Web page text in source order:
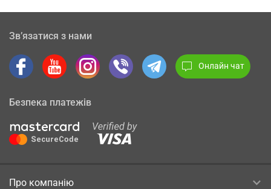
Зв’язатися з нами
Онлайн чат
Безпека платежів
Про компанію